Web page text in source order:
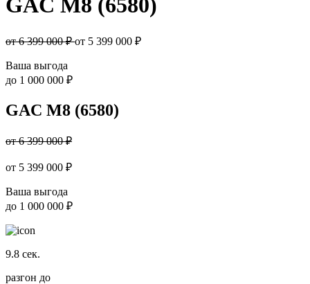
от 6 399 000 ₽от 5 399 000 ₽
Ваша выгода
до 1 000 000 ₽
GAC M8 (6580)
от 6 399 000 ₽
от 5 399 000 ₽
Ваша выгода
до 1 000 000 ₽
9.8 сек.
разгон до